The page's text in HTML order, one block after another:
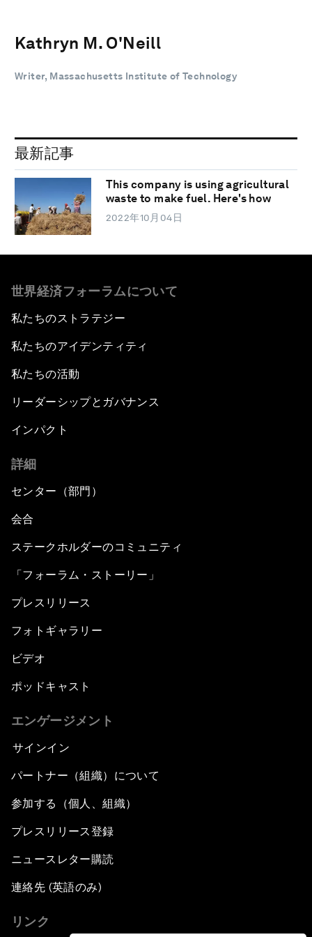
Kathryn M. O'Neill
Writer, Massachusetts Institute of Technology
最新記事
This company is using agricultural
waste to make fuel. Here's how
2022年10月04日
世界経済フォーラムについて
私たちのストラテジー
私たちのアイデンティティ
私たちの活動
リーダーシップとガバナンス
インパクト
詳細
センター（部門）
会合
ステークホルダーのコミュニティ
「フォーラム・ストーリー」
プレスリリース
フォトギャラリー
ビデオ
ポッドキャスト
エンゲージメント
サインイン
パートナー（組織）について
参加する（個人、組織）
プレスリリース登録
ニュースレター購読
連絡先 (英語のみ)
リンク